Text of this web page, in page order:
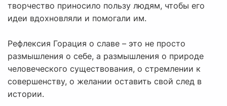
творчество приносило пользу людям, чтобы его
идеи вдохновляли и помогали им.
Рефлексия Горация о славе – это не просто
размышления о себе, а размышления о природе
человеческого существования, о стремлении к
совершенству, о желании оставить свой след в
истории.